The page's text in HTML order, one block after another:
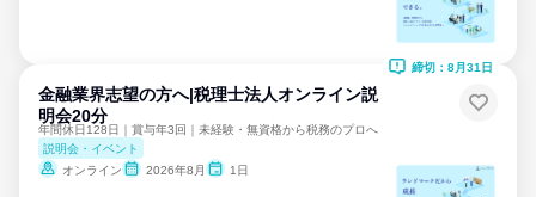
金融業界志望の方へ|税理士法人オンライン説
明会20分
年間休日128日｜賞与年3回｜未経験・無資格から税務のプロへ
説明会・イベント
オンライン
2026年8月 1日
締切：8月31日